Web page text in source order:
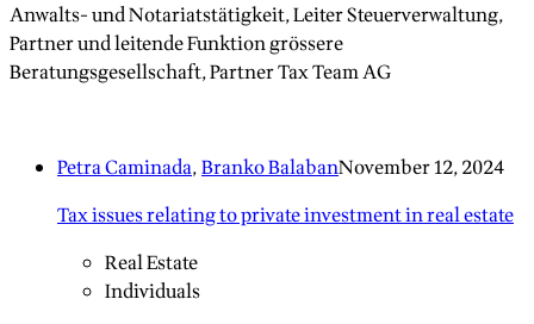
Anwalts- und Notariatstätigkeit, Leiter Steuerverwaltung,
Partner und leitende Funktion grössere
Beratungsgesellschaft, Partner Tax Team AG
Petra Caminada,Branko BalabanNovember 12, 2024
Tax issues relating to private investment in real estate
Real Estate
Individuals